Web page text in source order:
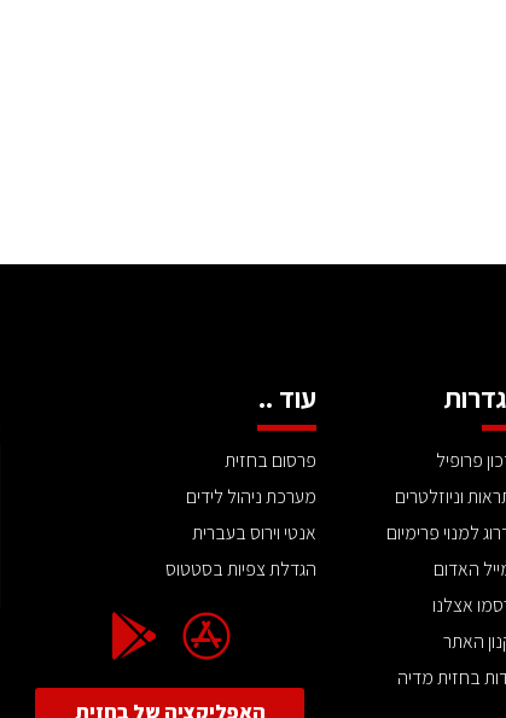
פרופיל
וניוזלטרים
למנוי פרימיום
האדום
אצלנו
האתר
בחזית מדיה
עוד ..
פרסום בחזית
מערכת ניהול לידים
אנטי וירוס בעברית
הגדלת צפיות בסטטוס
האפליקציה של בחזית